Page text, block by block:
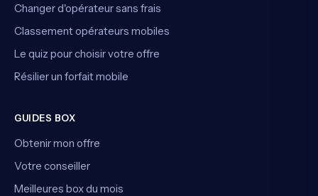
Changer d'opérateur sans frais
Classement opérateurs mobiles
Le quiz pour choisir votre offre
Résilier un forfait mobile
GUIDES BOX
Obtenir mon offre
Votre conseiller
Meilleures box du mois